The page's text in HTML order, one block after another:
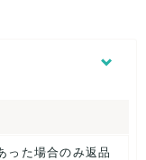
った場合のみ返品